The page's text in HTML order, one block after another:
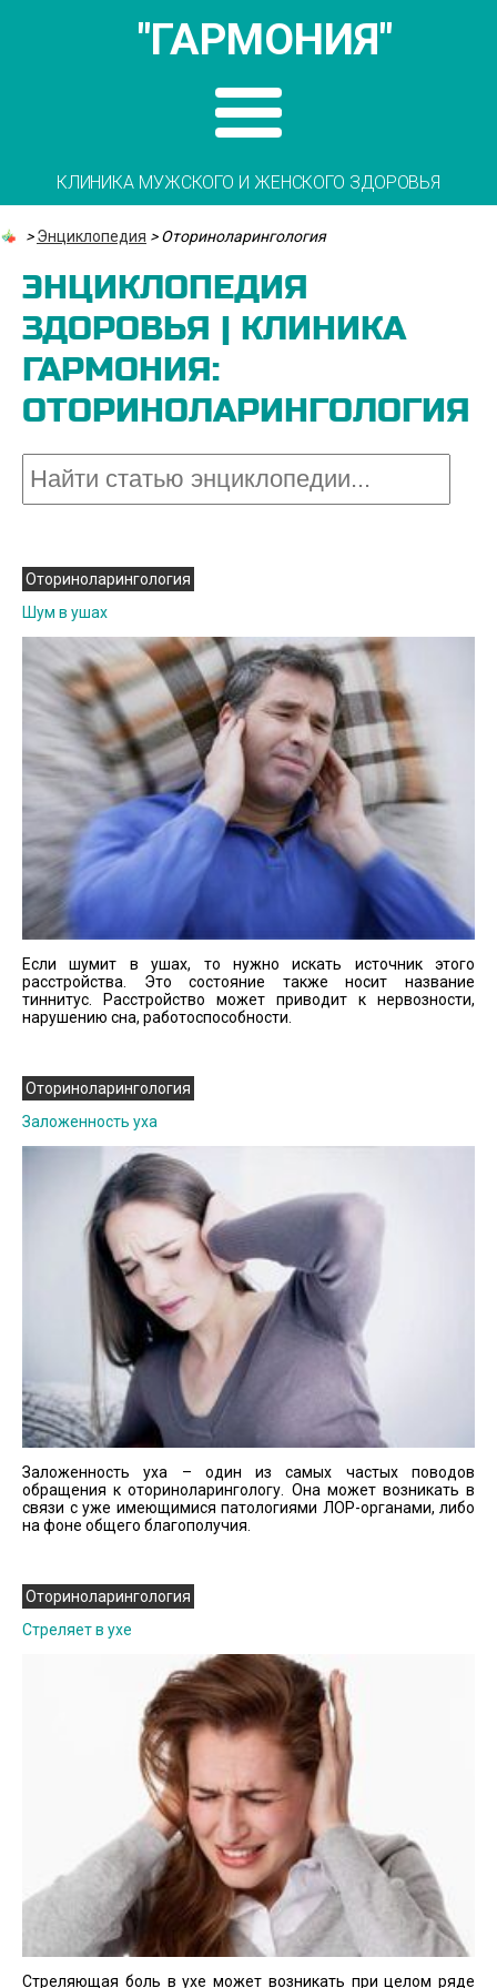
"ГАРМОНИЯ"
КЛИНИКА МУЖСКОГО И ЖЕНСКОГО ЗДОРОВЬЯ
>Энциклопедия >Оториноларингология
ЭНЦИКЛОПЕДИЯ
ЗДОРОВЬЯ | КЛИНИКА
ГАРМОНИЯ:
ОТОРИНОЛАРИНГОЛОГИЯ
Оториноларингология
Шум в ушах
Если шумит в ушах, то нужно искать источник этого
расстройства. Это состояние также носит название
тиннитус. Расстройство может приводит к нервозности,
нарушению сна, работоспособности.
Оториноларингология
Заложенность уха
Заложенность уха – один из самых частых поводов
обращения к оториноларингологу. Она может возникать в
связи с уже имеющимися патологиями ЛОР-органами, либо
на фоне общего благополучия.
Оториноларингология
Cтреляет в ухе
Стреляющая боль в ухе может возникать при целом ряде